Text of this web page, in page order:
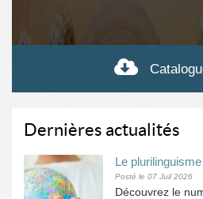
Dernières actualités
Le plurilinguisme
Posté le 07 Juil 2026
Découvrez le